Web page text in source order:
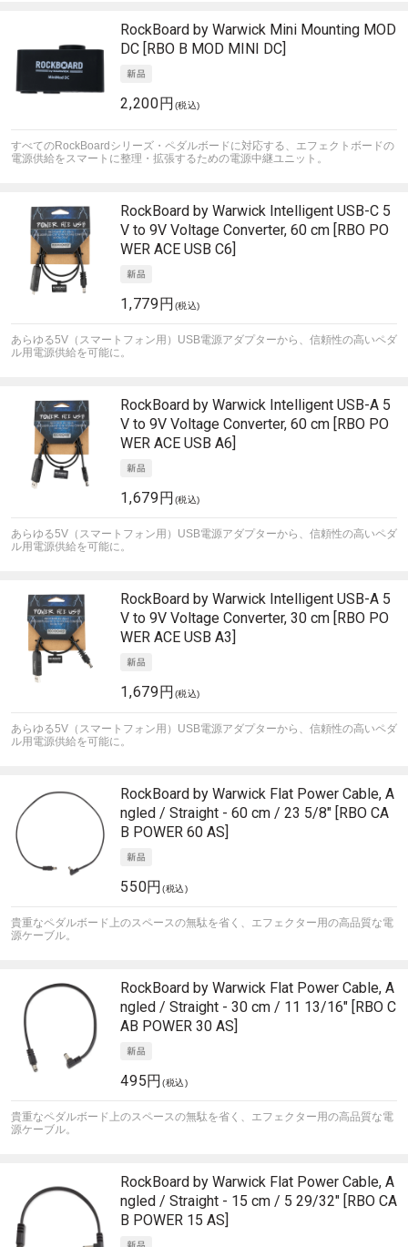
RockBoard by Warwick Mini Mounting MOD
DC [RBO B MOD MINI DC]
2,200円 (税込)
すべてのRockBoardシリーズ・ペダルボードに対応する、エフェクトボードの
電源供給をスマートに整理・拡張するための電源中継ユニット。
RockBoard by Warwick Intelligent USB-C 5
V to 9V Voltage Converter, 60 cm [RBO PO
WER ACE USB C6]
1,779円 (税込)
あらゆる5V（スマートフォン用）USB電源アダプターから、信頼性の高いペダ
ル用電源供給を可能に。
RockBoard by Warwick Intelligent USB-A 5
V to 9V Voltage Converter, 60 cm [RBO PO
WER ACE USB A6]
1,679円 (税込)
あらゆる5V（スマートフォン用）USB電源アダプターから、信頼性の高いペダ
ル用電源供給を可能に。
RockBoard by Warwick Intelligent USB-A 5
V to 9V Voltage Converter, 30 cm [RBO PO
WER ACE USB A3]
1,679円 (税込)
あらゆる5V（スマートフォン用）USB電源アダプターから、信頼性の高いペダ
ル用電源供給を可能に。
RockBoard by Warwick Flat Power Cable, A
ngled / Straight - 60 cm / 23 5/8" [RBO CA
B POWER 60 AS]
550円(税込)
貴重なペダルボード上のスペースの無駄を省く、エフェクター用の高品質な電
源ケーブル。
RockBoard by Warwick Flat Power Cable, A
ngled / Straight - 30 cm / 11 13/16" [RBO C
AB POWER 30 AS]
495円(税込)
貴重なペダルボード上のスペースの無駄を省く、エフェクター用の高品質な電
源ケーブル。
RockBoard by Warwick Flat Power Cable, A
ngled / Straight - 15 cm / 5 29/32" [RBO CA
B POWER 15 AS]